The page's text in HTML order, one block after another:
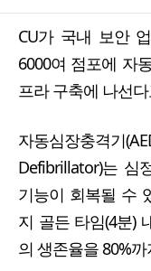
CU가 국내 보안
6000여 점포에 자
프라 구축에 나선
자동심장충격
Defibrillator)는 심
기능이 회복될 수
지 골든 타임(4분)
의 생존율을 80%